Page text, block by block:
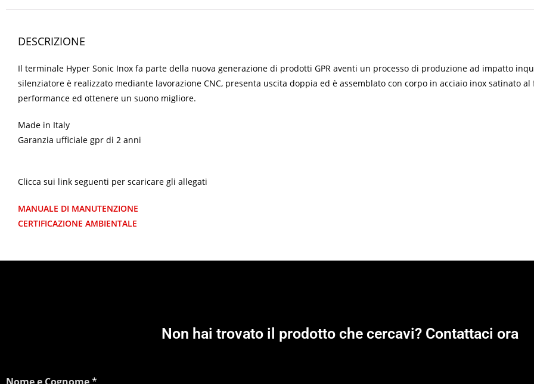
DESCRIZIONE
Il terminale Hyper Sonic Inox fa parte della nuova generazione di prodotti GPR aventi un processo di produzione ad impatto
silenziatore è realizzato mediante lavorazione CNC, presenta uscita doppia ed è assemblato con corpo in acciaio inox satinato
performance ed ottenere un suono migliore.
Made in Italy
Garanzia ufficiale gpr di 2 anni
Clicca sui link seguenti per scaricare gli allegati
MANUALE DI MANUTENZIONE
CERTIFICAZIONE AMBIENTALE
Non hai trovato il prodotto che cercavi? Contattaci ora